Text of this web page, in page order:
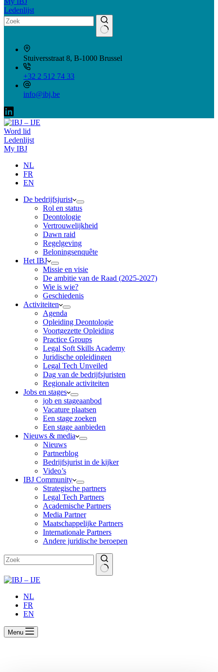
Ledenlijst
resultaten
Stuiversstraat 8, B-1000 Brussel
+32 2 512 74 33
info@ibj.be
Word lid
Ledenlijst
My IBJ
NL
FR
EN
De bedrijfsjurist
Rol en status
Deontologie
Vertrouwelijkheid
Dawn raid
Regelgeving
Beloningsenquête
Het IBJ
Missie en visie
De ambitie van de Raad (2025-2027)
Wie is wie?
Geschiedenis
Activiteiten
Agenda
Opleiding Deontologie
Voortgezette Opleiding
Practice Groups
Legal Soft Skills Academy
Juridische opleidingen
Legal Tech Unveiled
Dag van de bedrijfsjuristen
Regionale activiteiten
Jobs en stages
job en stageaanbod
Vacature plaatsen
Een stage zoeken
Een stage aanbieden
Nieuws & media
Nieuws
Partnerblog
Bedrijfsjurist in de kijker
Video’s
IBJ Community
Strategische partners
Legal Tech Partners
Academische Partners
Media Partner
Maatschappelijke Partners
Internationale Partners
Andere juridische beroepen
Geen
NL
FR
EN
Menu